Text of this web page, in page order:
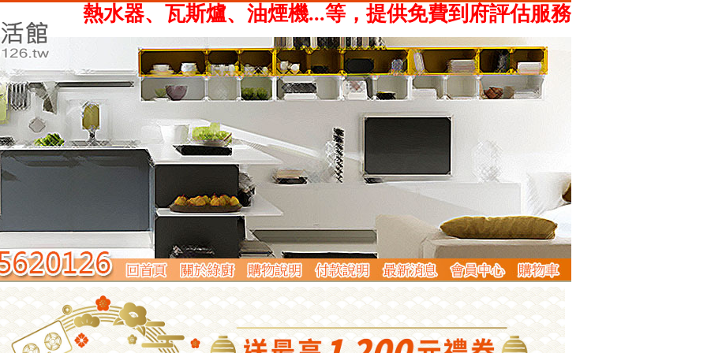
瓦斯爐、油煙機...等，提供免費到府評估服務